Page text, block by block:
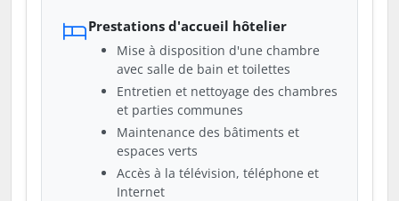
Prestations d'accueil hôtelier
Mise à disposition d'une chambre
avec salle de bain et toilettes
Entretien et nettoyage des chambres
et parties communes
Maintenance des bâtiments et
espaces verts
Accès à la télévision, téléphone et
Internet